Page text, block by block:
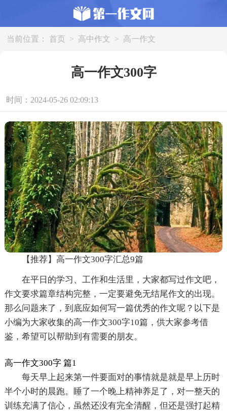
当前位置： 首页 > 高中作文 > 高一作文
高一作文300字
时间：2024-05-26 02:09:13
【推荐】高一作文300字汇总9篇
在平日的学习、工作和生活里，大家都写过作文吧，
作文要求篇章结构完整，一定要避免无结尾作文的出现。
那么问题来了，到底应如何写一篇优秀的作文呢？以下是
小编为大家收集的高一作文300字10篇，供大家参考借
鉴，希望可以帮助到有需要的朋友。
高一作文300字 篇1
每天早上起来第一件要面对的事情就是就是早上历时
半个小时的晨跑。睡了一个晚上精神养足了，对一整天的
训练充满了信心，虽然还没有完全清醒，但还是强打起精